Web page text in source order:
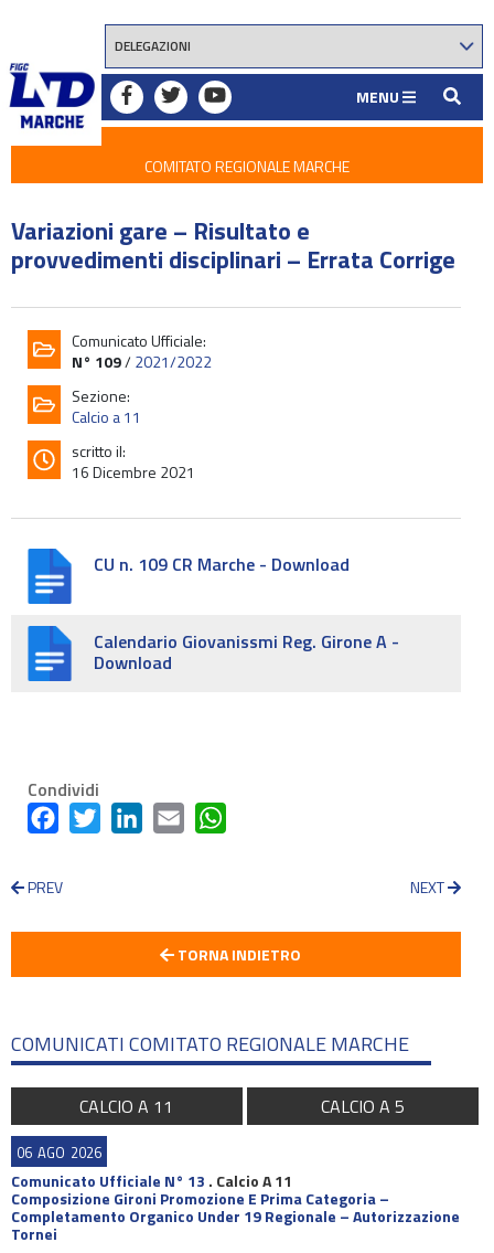
MENU
COMITATO REGIONALE MARCHE
Variazioni gare – Risultato e
provvedimenti disciplinari – Errata Corrige
Comunicato Ufficiale:
N° 109/2021/2022
Sezione:
Calcio a 11
scritto il:
16 Dicembre 2021
CU n. 109 CR Marche - Download
Calendario Giovanissmi Reg. Girone A -
Download
Condividi
FacebookTwitter LinkedInEmail
PREV NEXT
TORNA INDIETRO
COMUNICATI COMITATO REGIONALE MARCHE
CALCIO A 11 CALCIO A 5
06 AGO 2026
Comunicato Ufficiale N° 13 . Calcio A 11
Composizione Gironi Promozione E Prima Categoria –
Completamento Organico Under 19 Regionale – Autorizzazione
Tornei